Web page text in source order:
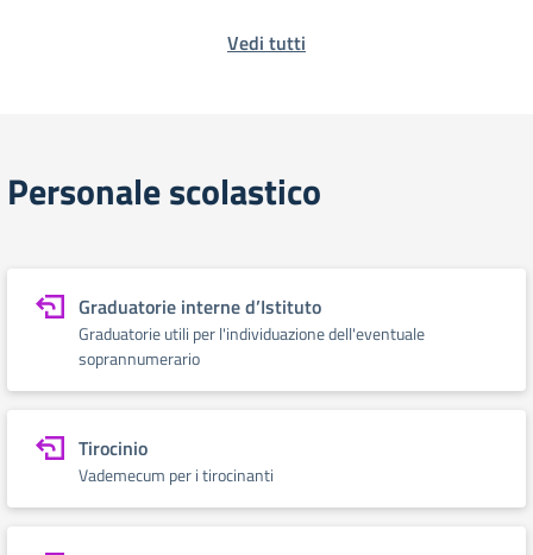
Vedi tutti
Personale scolastico
Graduatorie interne d’Istituto
Graduatorie utili per l'individuazione dell'eventuale
soprannumerario
Tirocinio
Vademecum per i tirocinanti